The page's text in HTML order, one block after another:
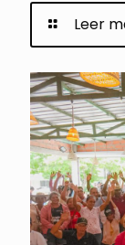
Leer